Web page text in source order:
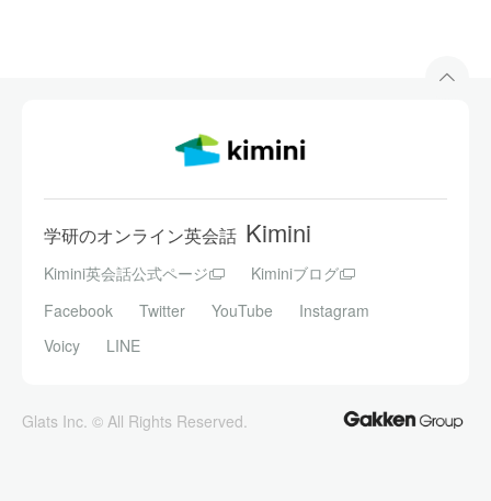
学研のオンライン英会話 Kimini
Kimini英会話公式ページ
Kiminiブログ
Facebook
Twitter YouTube
Instagram
Voicy
LINE
Glats Inc. © All Rights Reserved.